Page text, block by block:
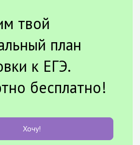
твой
план
к ЕГЭ.
бесплатно!
Хочу!